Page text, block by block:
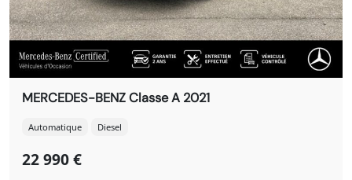
MERCEDES-BENZ Classe A 2021
Automatique Diesel
22 990 €